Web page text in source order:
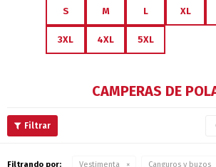
S M L XL
3XL 4XL 5XL
CAMPERAS DE
Filtrando por: Vestimenta
Canguros y buzos